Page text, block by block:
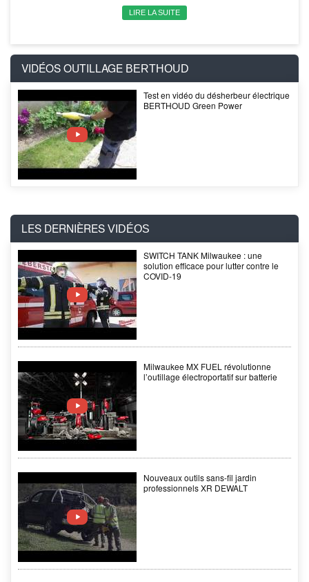
LIRE LA SUITE
VIDÉOS OUTILLAGE BERTHOUD
Test en vidéo du désherbeur électrique
BERTHOUD Green Power
LES DERNIÈRES VIDÉOS
SWITCH TANK Milwaukee : une
solution efficace pour lutter contre le
COVID-19
Milwaukee MX FUEL révolutionne
l’outillage électroportatif sur batterie
Nouveaux outils sans-fil jardin
professionnels XR DEWALT